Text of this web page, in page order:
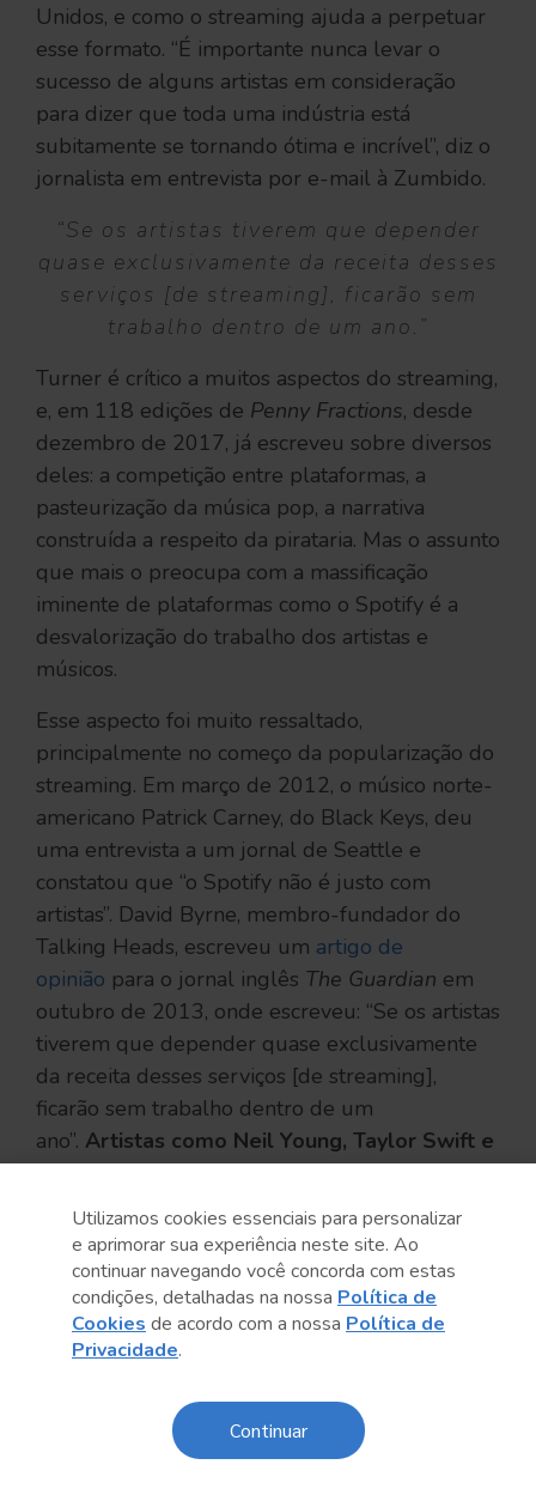
Unidos, e como o streaming ajuda a perpetuar
esse formato. “É importante nunca levar o
sucesso de alguns artistas em consideração
para dizer que toda uma indústria está
subitamente se tornando ótima e incrível”, diz o
jornalista em entrevista por e-mail à Zumbido.
“Se os artistas tiverem que depender
quase exclusivamente da receita desses
serviços [de streaming], ficarão sem
trabalho dentro de um ano.”
Turner é crítico a muitos aspectos do streaming,
e, em 118 edições de Penny Fractions, desde
dezembro de 2017, já escreveu sobre diversos
deles: a competição entre plataformas, a
pasteurização da música pop, a narrativa
construída a respeito da pirataria. Mas o assunto
que mais o preocupa com a massificação
iminente de plataformas como o Spotify é a
desvalorização do trabalho dos artistas e
músicos.
Esse aspecto foi muito ressaltado,
principalmente no começo da popularização do
streaming. Em março de 2012, o músico norte-
americano Patrick Carney, do Black Keys, deu
uma entrevista a um jornal de Seattle e
constatou que “o Spotify não é justo com
artistas”. David Byrne, membro-fundador do
Talking Heads, escreveu um artigo de
opinião para o jornal inglês The Guardian em
outubro de 2013, onde escreveu: “Se os artistas
tiverem que depender quase exclusivamente
da receita desses serviços [de streaming],
ficarão sem trabalho dentro de um
ano”. Artistas como Neil Young, Taylor Swift e
Thom Yorke já retiraram seus catálogos do
Spotify por queixas parecidas.
Utilizamos cookies essenciais para personalizar
e aprimorar sua experiência neste site. Ao
continuar navegando você concorda com estas
condições, detalhadas na nossa Política de
Cookies de acordo com a nossa Política de
Privacidade.
Continuar